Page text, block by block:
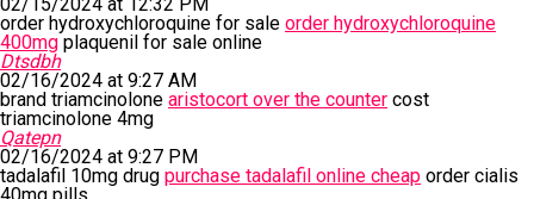
order hydroxychloroquine for sale order hydroxychloroquine
400mg plaquenil for sale online
Dtsdbh
02/16/2024 at 9:27 AM
brand triamcinolone aristocort over the counter cost
triamcinolone 4mg
Qatepn
02/16/2024 at 9:27 PM
tadalafil 10mg drug purchase tadalafil online cheap order cialis